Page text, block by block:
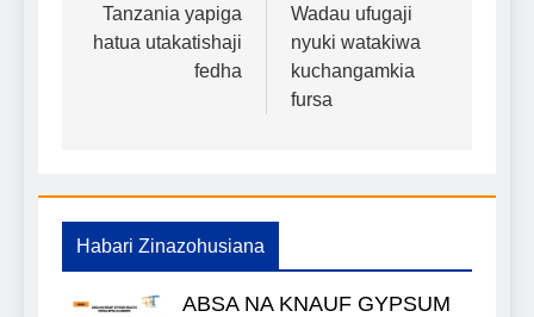
wa
chapisho
Tanzania yapiga
hatua utakatishaji
fedha
Wadau ufugaji
nyuki watakiwa
kuchangamkia
fursa
Habari Zinazohusiana
ABSA NA KNAUF GYPSUM